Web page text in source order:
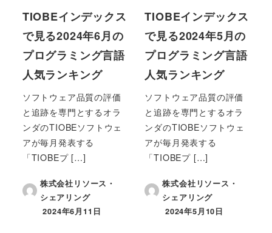
TIOBEインデックス
で見る2024年6月の
プログラミング言語
人気ランキング
ソフトウェア品質の評価
と追跡を専門とするオラ
ンダのTIOBEソフトウェ
アが毎月発表する
「TIOBEプ […]
株式会社リソース・
シェアリング
投稿日
2024年6月11日
TIOBEインデックス
で見る2024年5月の
プログラミング言語
人気ランキング
ソフトウェア品質の評価
と追跡を専門とするオラ
ンダのTIOBEソフトウェ
アが毎月発表する
「TIOBEプ […]
株式会社リソース・
シェアリング
投稿日
2024年5月10日